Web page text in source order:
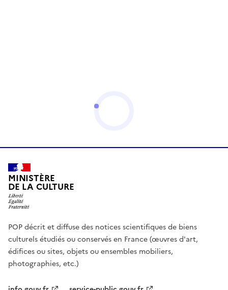
MINISTÈRE
DE LA CULTURE
POP décrit et diffuse des notices scientifiques de biens
culturels étudiés ou conservés en France (œuvres d'art,
édifices ou sites, objets ou ensembles mobiliers,
photographies, etc.)